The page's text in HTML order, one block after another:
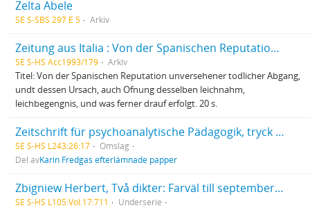
Zelta Abele
SE S-SBS 297 E 5 Arkiv
Zeitung aus Italia : Von der Spanischen Reputation unversehener todlicher Abgang
SE S-HS Acc1993/179 Arkiv
Titel: Von der Spanischen Reputation unversehener todlicher Abgang,
undt dessen Ursach, auch Ofnung desselben leichnahm,
leichbegengnis, und was ferner drauf erfolgt. 20 s.
Zeitschrift für psychoanalytische Pädagogik, tryck Heinrich Jacoby, 1 ex., 1927
SE S-HS L243:26:17
Omslag
Del avKarin Fredgas efterlämnade papper
Zbigniew Herbert, Två dikter: Farväl till september. - Parabel om kung Midas. Tolkning av Erik Lindegren och Erik Mesterton. Publ.: Lyrikvännen, årg. 11 (1964), nr. 4, s. [1]-3.
SE S-HS L105:Vol.17:711
Underserie